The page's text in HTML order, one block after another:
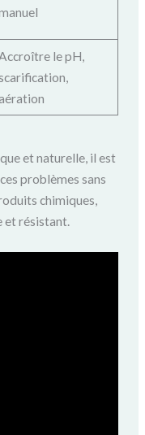
le pH,
et naturelle, il est
problèmes sans
chimiques,
et résistant.